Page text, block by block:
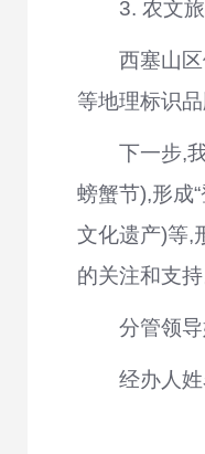
3. 农文
西塞山
等地理标识
下一步,
螃蟹节),形成
文化遗产)等,
的关注和支持
分管领
经办人